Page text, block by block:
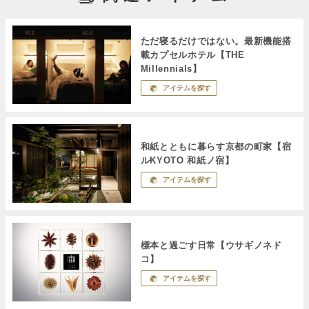
ただ寝るだけではない。最新機能搭
載カプセルホテル【THE
Millennials】
アイテムを探す
和紙とともに暮らす京都の町家【宿
ルKYOTO 和紙ノ宿】
アイテムを探す
標本と過ごす日常【ウサギノネド
コ】
アイテムを探す